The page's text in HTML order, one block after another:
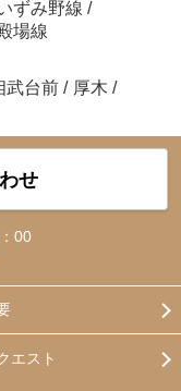
ずみ野線 /
場線
武台前 / 厚木 /
せ
00
エスト